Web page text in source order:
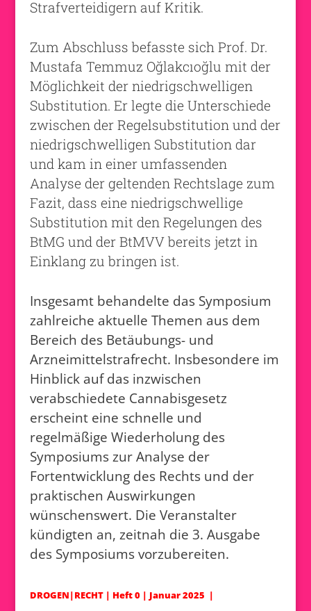
Strafverteidigern auf Kritik.
Zum Abschluss befasste sich Prof. Dr.
Mustafa Temmuz Oğlakcıoğlu mit der
Möglichkeit der niedrigschwelligen
Substitution. Er legte die Unterschiede
zwischen der Regelsubstitution und der
niedrigschwelligen Substitution dar
und kam in einer umfassenden
Analyse der geltenden Rechtslage zum
Fazit, dass eine niedrigschwellige
Substitution mit den Regelungen des
BtMG und der BtMVV bereits jetzt in
Einklang zu bringen ist.
Insgesamt behandelte das Symposium
zahlreiche aktuelle Themen aus dem
Bereich des Betäubungs- und
Arzneimittelstrafrecht. Insbesondere im
Hinblick auf das inzwischen
verabschiedete Cannabisgesetz
erscheint eine schnelle und
regelmäßige Wiederholung des
Symposiums zur Analyse der
Fortentwicklung des Rechts und der
praktischen Auswirkungen
wünschenswert. Die Veranstalter
kündigten an, zeitnah die 3. Ausgabe
des Symposiums vorzubereiten.
DROGEN|RECHT | Heft 0 | Januar 2025 |